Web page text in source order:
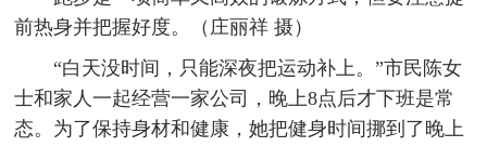
前热身并把握好度。（庄丽祥 摄）
“白天没时间，只能深夜把运动补上。”市民陈女
士和家人一起经营一家公司，晚上8点后才下班是常
态。为了保持身材和健康，她把健身时间挪到了晚上